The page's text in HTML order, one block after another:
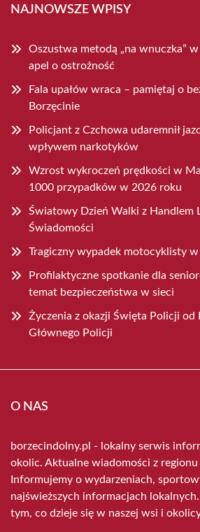
NAJNOWSZE WPISY
Oszustwa metodą „na wnuczka”
apel o ostrożność
Fala upałów wraca – pamiętaj o
Borzęcinie
Policjant z Czchowa udaremnił
wpływem narkotyków
Wzrost wykroczeń prędkości w
1000 przypadków w 2026 roku
Światowy Dzień Walki z Handlem
Świadomości
Tragiczny wypadek motocyklisty
Profilaktyczne spotkanie dla
temat bezpieczeństwa w sieci
Życzenia z okazji Święta Policji od
Głównego Policji
O NAS
borzecindolny.pl - lokalny serwis
okolic. Aktualne wiadomości z
Informujemy o wydarzeniach,
najświeższych informacjach
tym, co dzieje się w naszej wsi i